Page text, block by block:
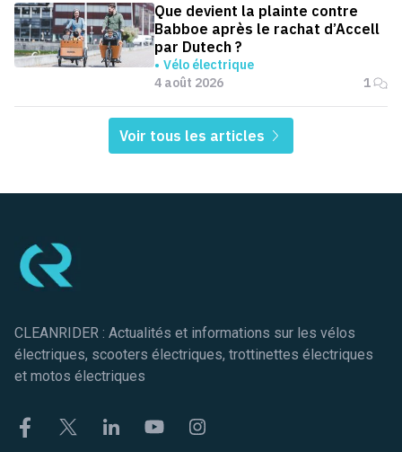
Que devient la plainte contre
Babboe après le rachat d’Accell
par Dutech ?
Vélo électrique
4 août 2026
1
Voir tous les articles
CLEANRIDER : Actualités et informations sur les vélos
électriques, scooters électriques, trottinettes électriques
et motos électriques
FacebookTwitter LinkekinYoutubeInstagram